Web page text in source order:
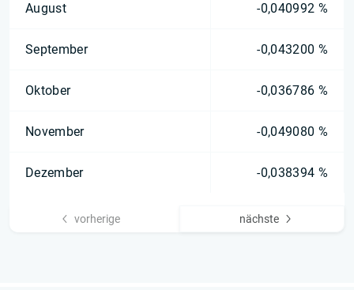
August -0,040992 %
September -0,043200 %
Oktober -0,036786 %
November -0,049080 %
Dezember -0,038394 %
vorherige nächste